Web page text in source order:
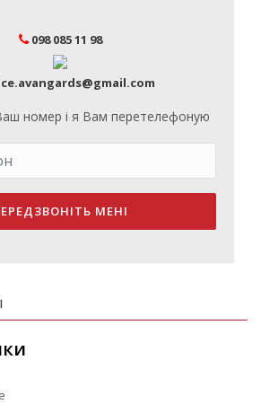
098 085 11 98
номер і я Вам перетелефоную
МЕНІ